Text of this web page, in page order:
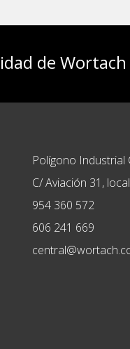
de Wortach
Polígono Industrial
C/ Aviación 31,
954 360 572
606 241 669